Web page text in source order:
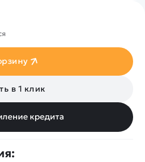
в 1 клик
кредита